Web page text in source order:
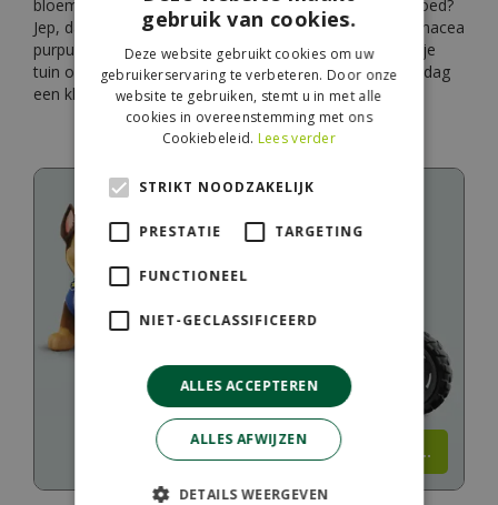
bloemblaadjes die een beetje doen denken aan een hoed?
Jep, dat is dus de zonnehoed, officieel bekend als Echinacea
purpurea. Deze plant is helemaal gek op zon en fleurt je
tuin of balkon van juli tot september op alsof het elke dag
een klein feestje is.
Lees meer...
gebruik van cookies.
Deze website gebruikt cookies om uw
gebruikerservaring te verbeteren. Door onze
website te gebruiken, stemt u in met alle
cookies in overeenstemming met ons
Cookiebeleid. Lees verder
STRIKT NOODZAKELIJK
PRESTATIE TARGETING
FUNCTIONEEL
NIET-GECLASSIFICEERD
ALLES ACCEPTEREN
ALLES AFWIJZEN
DETAILS WEERGEVEN